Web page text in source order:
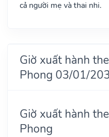
cả người mẹ và thai nhi.
Giờ xuất hành
Phong 03/01/
Giờ xuất hành
Phong